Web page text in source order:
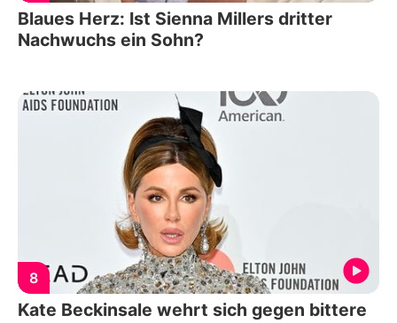
Blaues Herz: Ist Sienna Millers dritter
Nachwuchs ein Sohn?
8
Kate Beckinsale wehrt sich gegen bittere